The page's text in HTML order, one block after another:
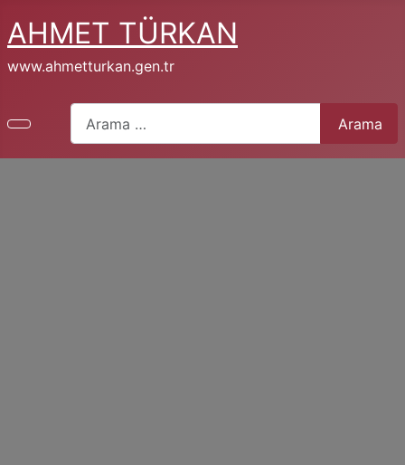
AHMET TÜRKAN
www.ahmetturkan.gen.tr
Arama